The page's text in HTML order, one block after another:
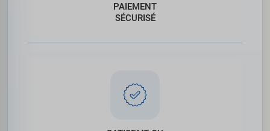
PAIEMENT
SÉCURISÉ